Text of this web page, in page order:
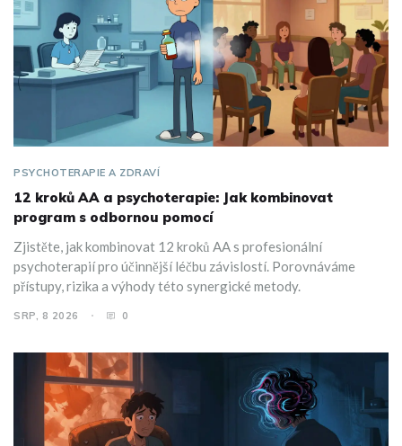
PSYCHOTERAPIE A ZDRAVÍ
12 kroků AA a psychoterapie: Jak kombinovat
program s odbornou pomocí
Zjistěte, jak kombinovat 12 kroků AA s profesionální
psychoterapií pro účinnější léčbu závislostí. Porovnáváme
přístupy, rizika a výhody této synergické metody.
SRP, 8 2026 0